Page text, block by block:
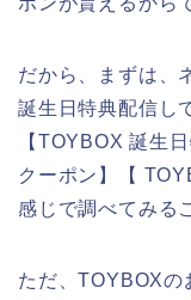
だから、まずは、
誕生日特典配信し
【TOYBOX 誕生
クーポン】【
感じで調べてみる
ただ、TOYBOXの